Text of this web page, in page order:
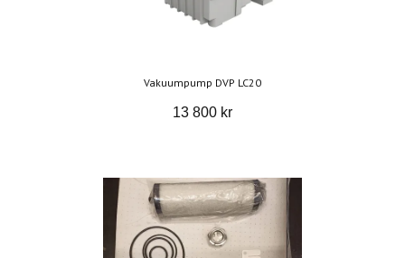
Vakuumpump DVP LC20
13 800 kr